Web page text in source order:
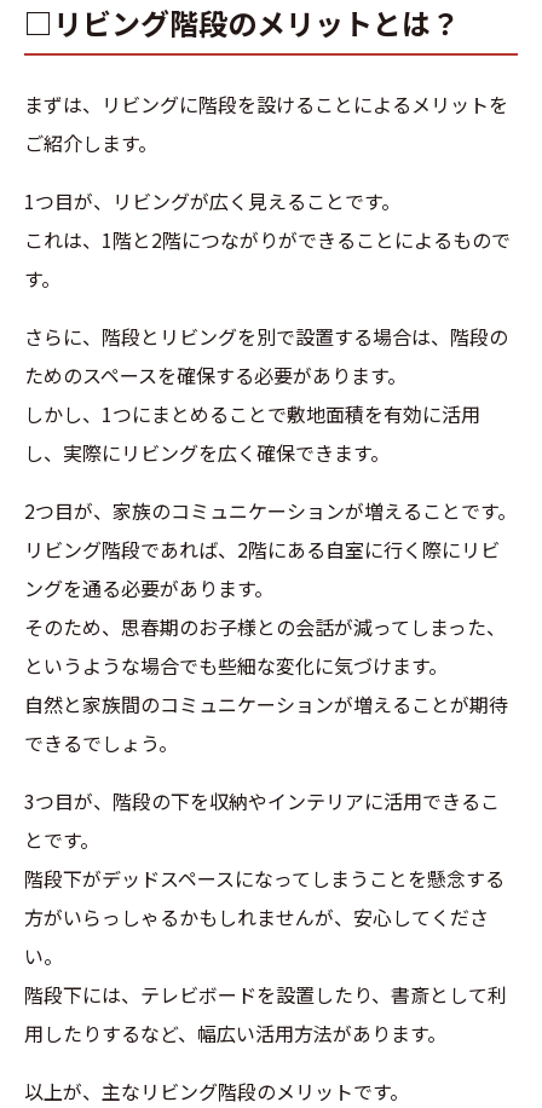
□リビング階段のメリットとは？
まずは、リビングに階段を設けることによるメリットを
ご紹介します。
1つ目が、リビングが広く見えることです。
これは、1階と2階につながりができることによるもので
す。
さらに、階段とリビングを別で設置する場合は、階段の
ためのスペースを確保する必要があります。
しかし、1つにまとめることで敷地面積を有効に活用
し、実際にリビングを広く確保できます。
2つ目が、家族のコミュニケーションが増えることです。
リビング階段であれば、2階にある自室に行く際にリビ
ングを通る必要があります。
そのため、思春期のお子様との会話が減ってしまった、
というような場合でも些細な変化に気づけます。
自然と家族間のコミュニケーションが増えることが期待
できるでしょう。
3つ目が、階段の下を収納やインテリアに活用できるこ
とです。
階段下がデッドスペースになってしまうことを懸念する
方がいらっしゃるかもしれませんが、安心してくださ
い。
階段下には、テレビボードを設置したり、書斎として利
用したりするなど、幅広い活用方法があります。
以上が、主なリビング階段のメリットです。